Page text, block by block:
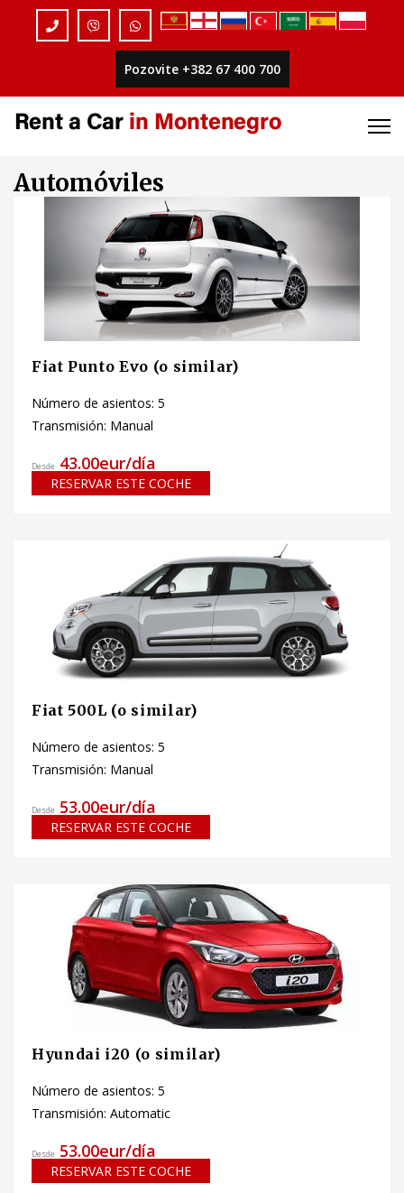
Pozovite +382 67 400 700
Automóviles
Fiat Punto Evo (o similar)
Número de asientos: 5
Transmisión: Manual
Desde 43.00eur/día
RESERVAR ESTE COCHE
Fiat 500L (o similar)
Número de asientos: 5
Transmisión: Manual
Desde 53.00eur/día
RESERVAR ESTE COCHE
Hyundai i20 (o similar)
Número de asientos: 5
Transmisión: Automatic
Desde 53.00eur/día
RESERVAR ESTE COCHE